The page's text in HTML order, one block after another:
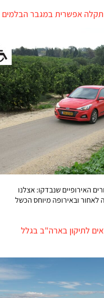
האירופיים שנבדקו: אצלנו
ובאירופה מיוחס הכשל
נקראים לתיקון בארה"ב בגלל